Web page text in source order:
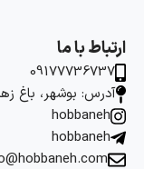
ارتباط با ما
09177736737
آدرس: بوشهر، باغ
hobbaneh
hobbaneh